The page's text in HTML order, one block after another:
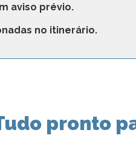
aviso prévio.
no itinerário.
pronto